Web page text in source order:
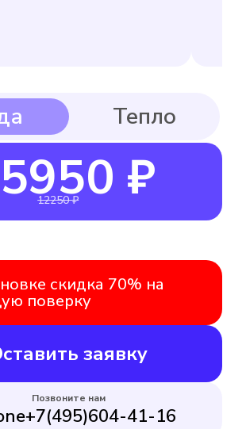
5950 ₽
12250 ₽
скидка 70% на
поверку
заявку
Позвоните нам
+7(495)604-41-16